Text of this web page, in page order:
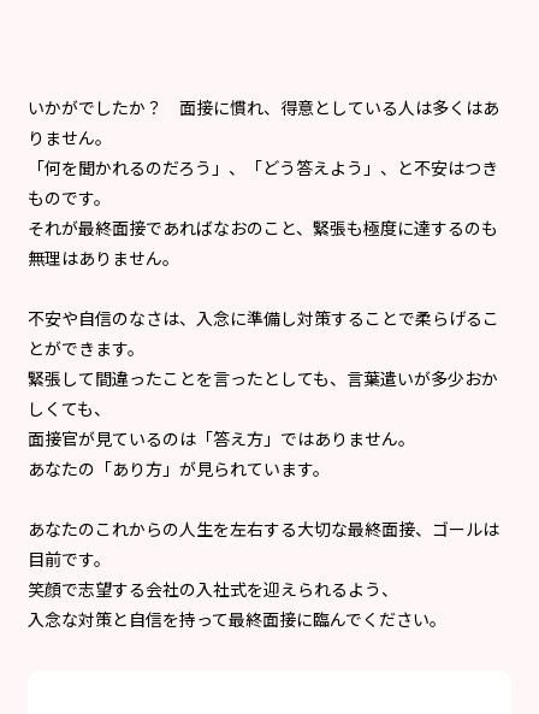
いかがでしたか？ 面接に慣れ、得意としている人は多くはあ
りません。
「何を聞かれるのだろう」、「どう答えよう」、と不安はつき
ものです。
それが最終面接であればなおのこと、緊張も極度に達するのも
無理はありません。
不安や自信のなさは、入念に準備し対策することで柔らげるこ
とができます。
緊張して間違ったことを言ったとしても、言葉遣いが多少おか
しくても、
面接官が見ているのは「答え方」ではありません。
あなたの「あり方」が見られています。
あなたのこれからの人生を左右する大切な最終面接、ゴールは
目前です。
笑顔で志望する会社の入社式を迎えられるよう、
入念な対策と自信を持って最終面接に臨んでください。